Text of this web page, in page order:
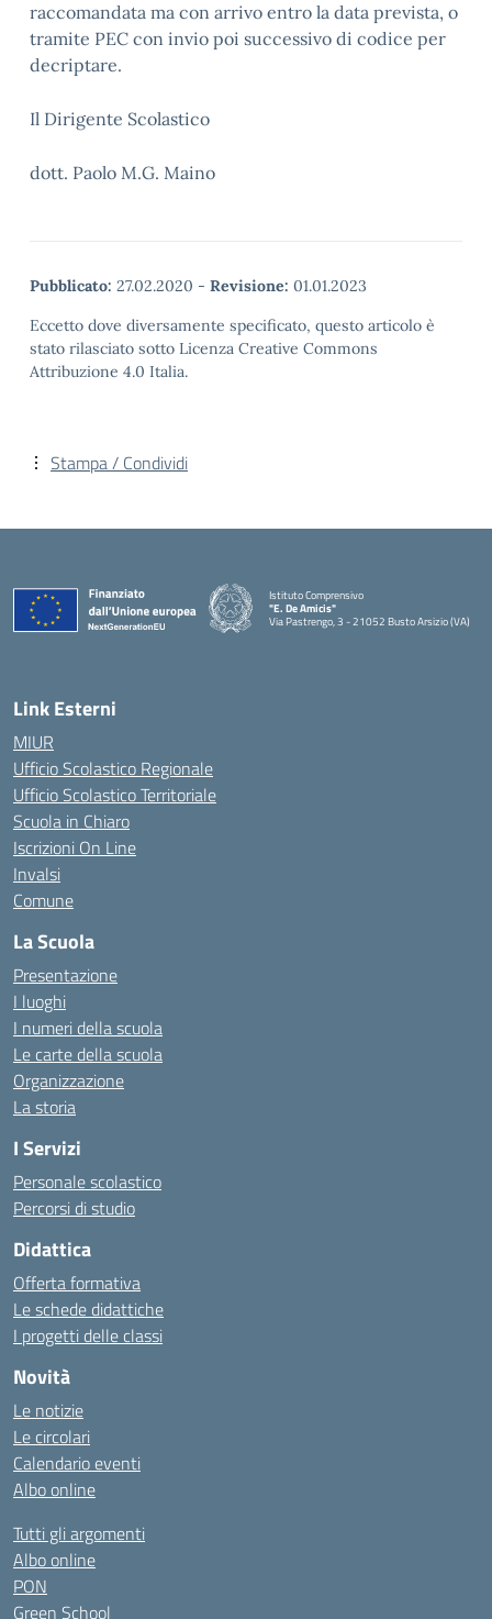
raccomandata ma con arrivo entro la data prevista, o
tramite PEC con invio poi successivo di codice per
decriptare.
Il Dirigente Scolastico
dott. Paolo M.G. Maino
Pubblicato: 27.02.2020 - Revisione: 01.01.2023
Eccetto dove diversamente specificato, questo articolo è
stato rilasciato sotto Licenza Creative Commons
Attribuzione 4.0 Italia.
Stampa / Condividi
Istituto Comprensivo
"E. De Amicis"
Via Pastrengo, 3 - 21052 Busto Arsizio (VA)
Link Esterni
MIUR
Ufficio Scolastico Regionale
Ufficio Scolastico Territoriale
Scuola in Chiaro
Iscrizioni On Line
Invalsi
Comune
La Scuola
Presentazione
I luoghi
I numeri della scuola
Le carte della scuola
Organizzazione
La storia
I Servizi
Personale scolastico
Percorsi di studio
Didattica
Offerta formativa
Le schede didattiche
I progetti delle classi
Novità
Le notizie
Le circolari
Calendario eventi
Albo online
Tutti gli argomenti
Albo online
PON
Green School